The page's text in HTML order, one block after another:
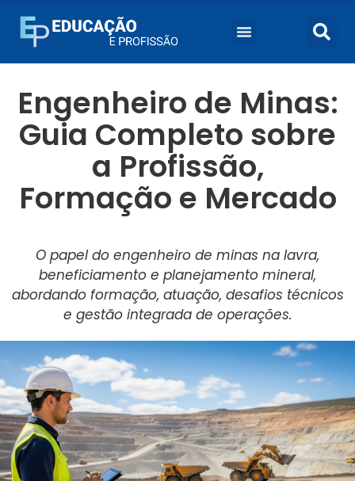
Engenheiro de Minas:
Guia Completo sobre
a Profissão,
Formação e Mercado
O papel do engenheiro de minas na lavra,
beneficiamento e planejamento mineral,
abordando formação, atuação, desafios técnicos
e gestão integrada de operações.